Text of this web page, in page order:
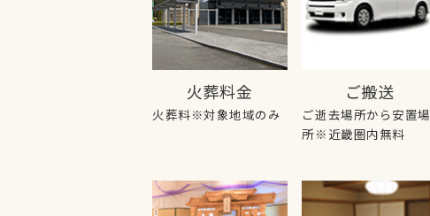
火葬料金
火葬料※対象地域のみ
ご搬送
ご逝去場所から安置場
所※近畿圏内無料